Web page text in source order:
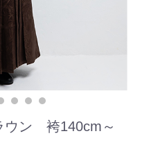
ウン 袴140cm～